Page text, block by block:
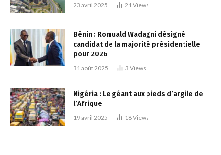
23 avril 2025 21Views
Bénin : Romuald Wadagni désigné
candidat de la majorité présidentielle
pour 2026
31 août 2025 3 Views
Nigéria : Le géant aux pieds d’argile de
l’Afrique
19 avril 2025 18Views